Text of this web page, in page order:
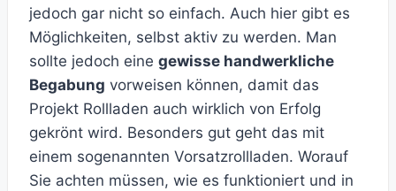
jedoch gar nicht so einfach. Auch hier gibt es
Möglichkeiten, selbst aktiv zu werden. Man
sollte jedoch eine gewisse handwerkliche
Begabung vorweisen können, damit das
Projekt Rollladen auch wirklich von Erfolg
gekrönt wird. Besonders gut geht das mit
einem sogenannten Vorsatzrollladen. Worauf
Sie achten müssen, wie es funktioniert und in